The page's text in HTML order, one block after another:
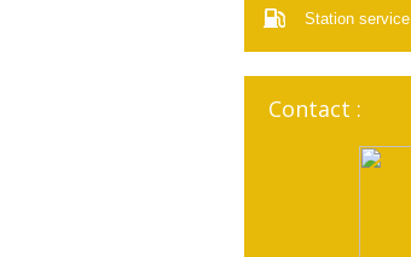
Station service
Contact :